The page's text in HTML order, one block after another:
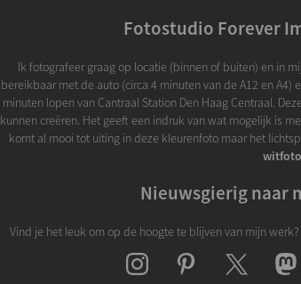
Fotostudio Forever
Ik fotografeer graag op locatie (binnen of buiten) en in
bereikbaar met de auto (circa 4 minuten van de A12 en
minuten lopen van Cantraal Station Den Haag Centraal.
kunnen creëren. Het geeft een indruk van wat mogelijk is
komt al mooi tot uiting in deze kleurenfoto maar het
witfoto
Nieuwsgierig naar
Vind je het leuk om op de hoogte te blijven van mijn